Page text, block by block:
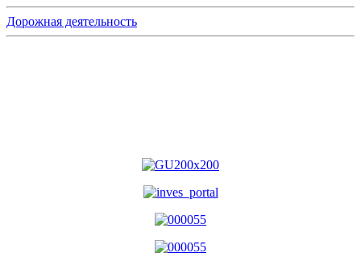
Дорожная деятельность